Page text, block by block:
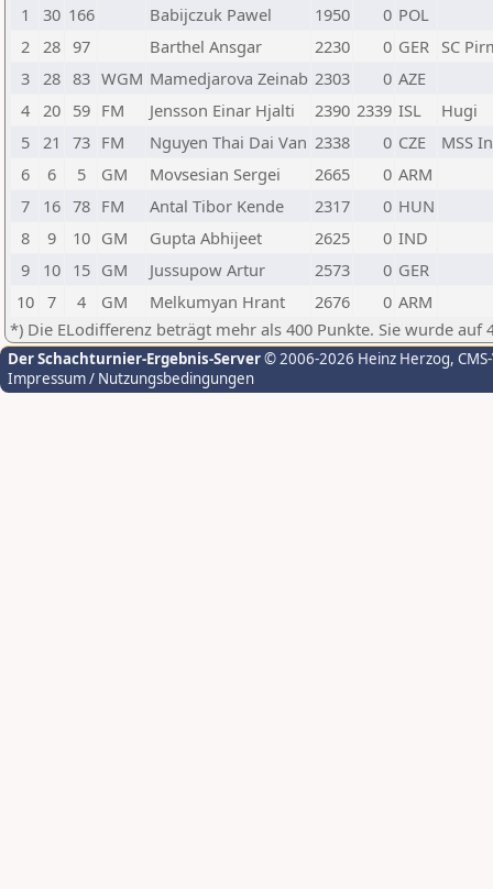
1
30 166 Babijczuk Pawel 1950 0 POL
2
28 97 Barthel Ansgar 2230 0 GER SC
3
28 83 WGM Mamedjarova Zeinab 2303 0 AZE
4
20 59 FM Jensson Einar Hjalti 2390 2339 ISL
Hugi
5
21 73 FM Nguyen Thai Dai Van 2338 0 CZE
MSS
6
6 5 GM Movsesian Sergei 2665 0 ARM
7
16 78 FM Antal Tibor Kende 2317 0 HUN
8
9 10 GM Gupta Abhijeet 2625 0 IND
9
10 15 GM Jussupow Artur 2573 0 GER
10
7 4 GM Melkumyan Hrant 2676 0 ARM
*) Die ELodifferenz beträgt mehr als 400 Punkte. Sie wurde auf
Der Schachturnier-Ergebnis-Server© 2006-2026 Heinz Herzog,
Impressum / Nutzungsbedingungen